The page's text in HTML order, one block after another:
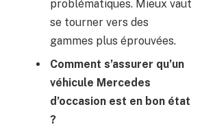
problématiques. Mieux vaut
se tourner vers des
gammes plus éprouvées.
Comment s’assurer qu’un
véhicule Mercedes
d’occasion est en bon état
?